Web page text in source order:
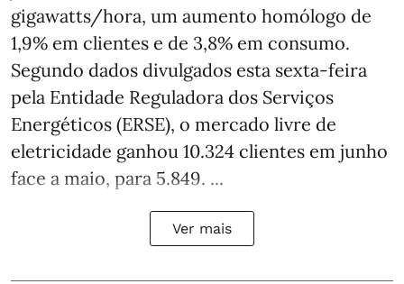
gigawatts/hora, um aumento homólogo de
1,9% em clientes e de 3,8% em consumo.
Segundo dados divulgados esta sexta-feira
pela Entidade Reguladora dos Serviços
Energéticos (ERSE), o mercado livre de
eletricidade ganhou 10.324 clientes em junho
face a maio, para 5.849. ...
Ver mais